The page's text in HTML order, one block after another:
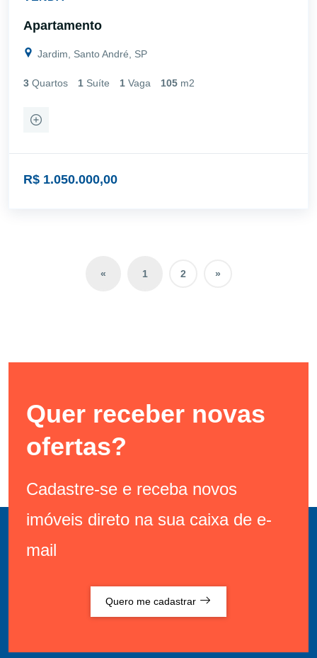
Apartamento
Jardim, Santo André, SP
3 Quartos 1 Suíte 1 Vaga 105 m2
R$ 1.050.000,00
« 1 2 »
Quer receber novas
ofertas?
Cadastre-se e receba novos
imóveis direto na sua caixa de e-
mail
Quero me cadastrar